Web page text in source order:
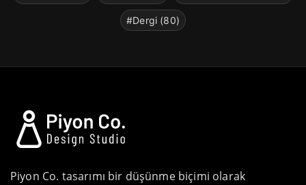
#Dergi (80)
Piyon Co. tasarımı bir düşünme biçimi olarak